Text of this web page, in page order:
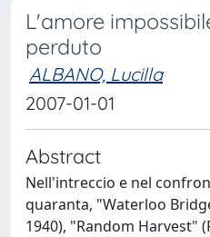
L'amore
perduto
ALBANO, Lucilla
2007-01-01
Abstract
Nell'intreccio e nel
quaranta, "Waterloo
1940), "Random Harvest"